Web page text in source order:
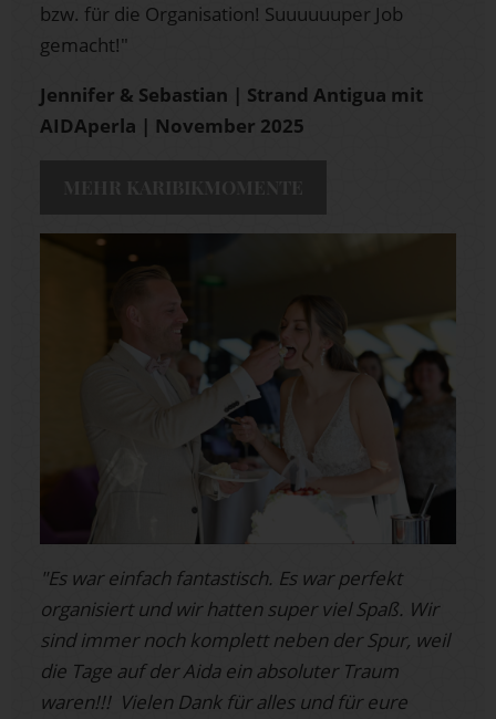
bzw. für die Organisation! Suuuuuuper Job
gemacht!"
Jennifer & Sebastian | Strand Antigua mit
AIDAperla | November 2025
"Es war einfach fantastisch. Es war perfekt
organisiert und wir hatten super viel Spaß. Wir
sind immer noch komplett neben der Spur, weil
die Tage auf der Aida ein absoluter Traum
waren!!! Vielen Dank für alles und für eure